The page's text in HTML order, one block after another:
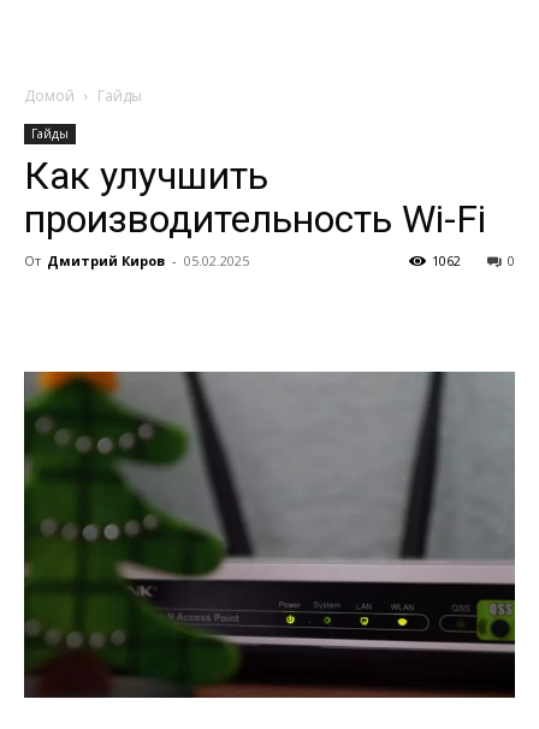
Домой Гайды
Гайды
Как улучшить
производительность Wi-Fi
От Дмитрий Киров - 05.02.2025 0
1062